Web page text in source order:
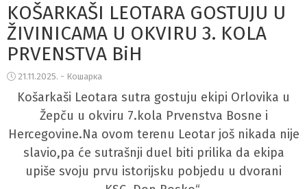
KOŠARKAŠI LEOTARA GOSTUJU U
ŽIVINICAMA U OKVIRU 3. KOLA
PRVENSTVA BiH
21.11.2025. - Кошарка
Košarkaši Leotara sutra gostuju ekipi Orlovika u
Žepču u okviru 7.kola Prvenstva Bosne i
Hercegovine.Na ovom terenu Leotar još nikada nije
slavio,pa će sutrašnji duel biti prilika da ekipa
upiše svoju prvu istorijsku pobjedu u dvorani